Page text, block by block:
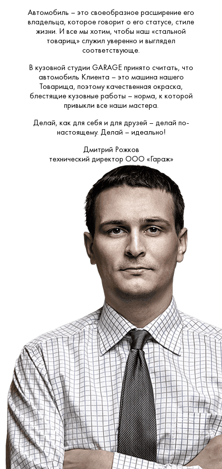
Автомобиль – это своеобразное расширение его
владельца, которое говорит о его статусе, стиле
жизни. И все мы хотим, чтобы наш «стальной
товарищ» служил уверенно и выглядел
соответствующе.
В кузовной студии GARAGE принято считать, что
автомобиль Клиента – это машина нашего
Товарища, поэтому качественная окраска,
блестящие кузовные работы – норма, к которой
привыкли все наши мастера.
Делай, как для себя и для друзей – делай по-
настоящему. Делай – идеально!
Дмитрий Рожков
технический директор ООО «Гараж»